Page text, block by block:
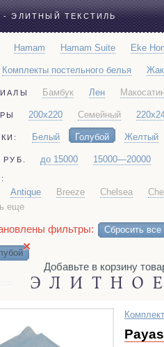
- ЭЛИТНЫЙ ТЕКСТИЛЬ
Hamam Hamam Suite Eke
Комплекты постельного белья
Бамбук Лен Макосатин
200x220 Семейный
Белый Голубой Желтый
до 15000 15000—20000
Antique Breeze Chelsea
Penna
еще
фильтры: Сбросить все
×
Добавьте в корзину
Payas